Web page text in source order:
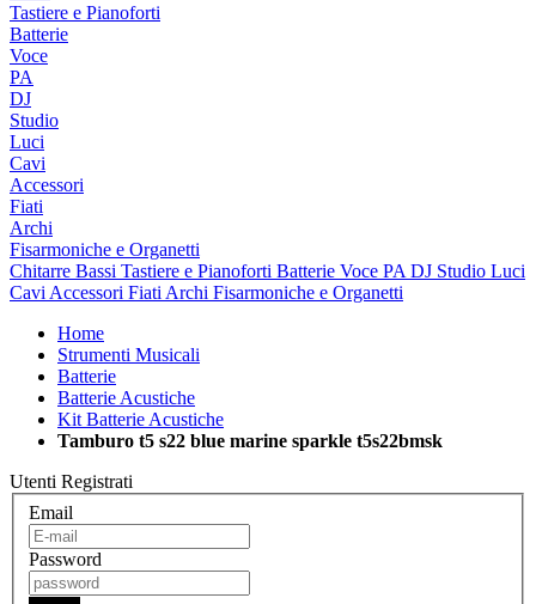
Tastiere e Pianoforti
Batterie
Voce
PA
DJ
Studio
Luci
Cavi
Accessori
Fiati
Archi
Fisarmoniche e Organetti
Chitarre Bassi Tastiere e Pianoforti Batterie Voce PA DJ Studio Luci
Cavi Accessori Fiati Archi Fisarmoniche e Organetti
Home
Strumenti Musicali
Batterie
Batterie Acustiche
Kit Batterie Acustiche
Tamburo t5 s22 blue marine sparkle t5s22bmsk
Utenti Registrati
Email
Password